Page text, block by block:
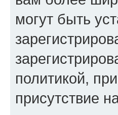
могут быть
политикой,
присутствие